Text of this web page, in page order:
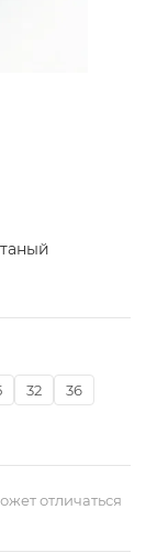
32
36
отличаться